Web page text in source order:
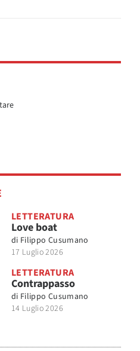
LETTERATURA
Love boat
di Filippo Cusumano
17 Luglio 2026
LETTERATURA
Contrappasso
di Filippo Cusumano
14 Luglio 2026